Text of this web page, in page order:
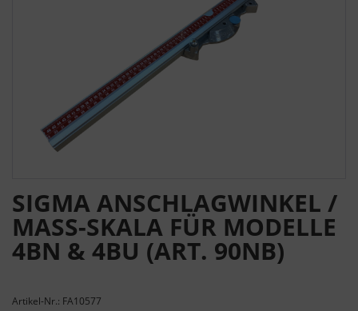
SIGMA ANSCHLAGWINKEL /
MASS-SKALA FÜR MODELLE 4
BN & 4BU (ART. 90NB)
Artikel-Nr.: FA10577